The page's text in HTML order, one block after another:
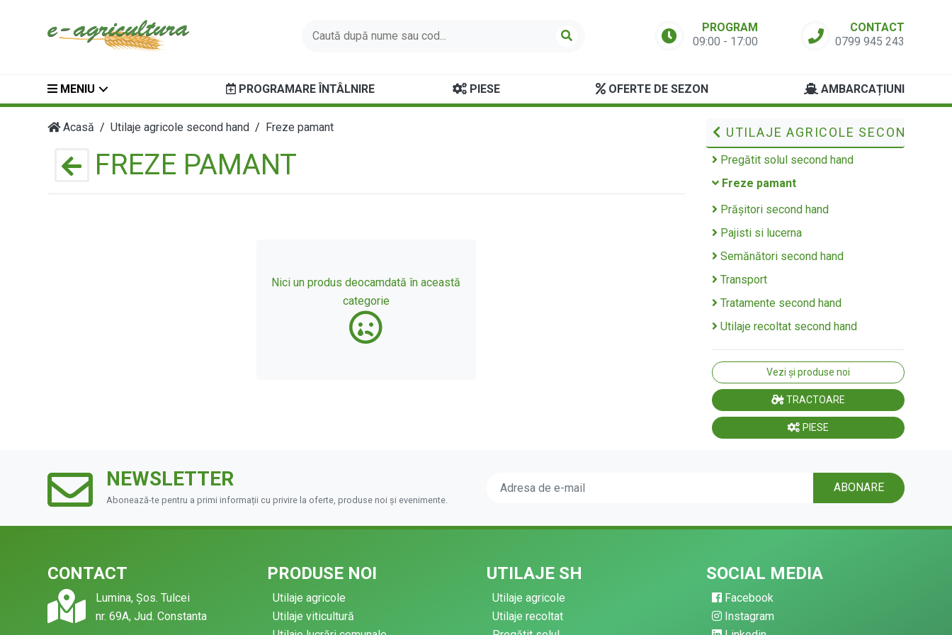
PROGRAM
09:00 - 17:00
CONTACT
0799 945 243
MENIU PROGRAMARE ÎNTÂLNIRE PIESE OFERTE DE SEZON AMBARCAȚIUNI
Acasă Utilaje agricole second hand Freze pamant
FREZE PAMANT
Nici un produs deocamdată în această
categorie
UTILAJE AGRICOLE SECOND
Pregătit solul second hand
Freze pamant
Prășitori second hand
Pajisti si lucerna
Semănători second hand
Transport
Tratamente second hand
Utilaje recoltat second hand
Vezi și produse noi
TRACTOARE
PIESE
NEWSLETTER
Abonează-te pentru a primi informații cu privire la oferte, produse noi și evenimente.
ABONARE
CONTACT
Lumina, Șos. Tulcei
nr. 69A, Jud. Constanta
PRODUSE NOI
Utilaje agricole
Utilaje viticultură
UTILAJE SH
Utilaje agricole
Utilaje recoltat
SOCIAL MEDIA
Facebook
Instagram